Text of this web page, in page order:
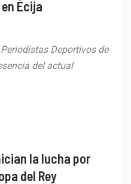
Écija
Deportivos de
del actual
la lucha por
del Rey